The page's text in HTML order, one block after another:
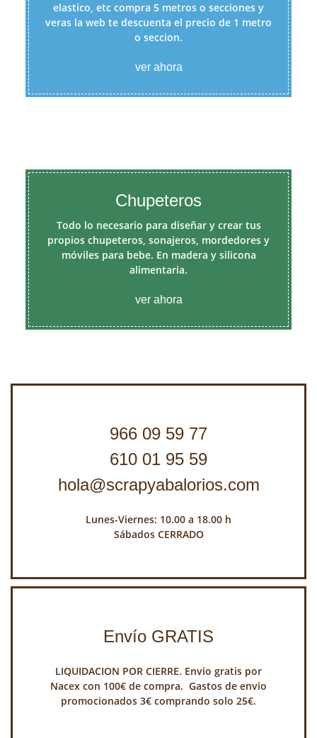
elastico, etc compra 5 metros o secciones y
veras la web te descuenta el precio de 1 metro
o seccion.
ver ahora
Chupeteros
Todo lo necesario para diseñar y crear tus
propios chupeteros, sonajeros, mordedores y
móviles para bebe. En madera y silicona
alimentaria.
ver ahora
966 09 59 77
610 01 95 59
hola@scrapyabalorios.com
Lunes-Viernes: 10.00 a 18.00 h
Sábados CERRADO
Envío GRATIS
LIQUIDACION POR CIERRE. Envio gratis por
Nacex con 100€ de compra. Gastos de envio
promocionados 3€ comprando solo 25€.